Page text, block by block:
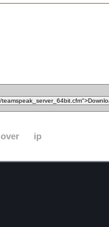
over ip